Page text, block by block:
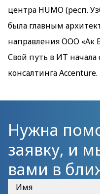
центра HUMO (респ.
была главным
направления ООО «Ак
Свой путь в ИТ
консалтинга
Нужна
заявку, и
вами в